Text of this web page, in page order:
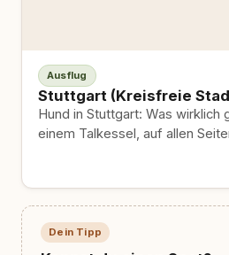
Ausflug
Stuttgart (Kreisfreie
Hund in Stuttgart: Was wirklich
einem Talkessel, auf allen
Dein Tipp